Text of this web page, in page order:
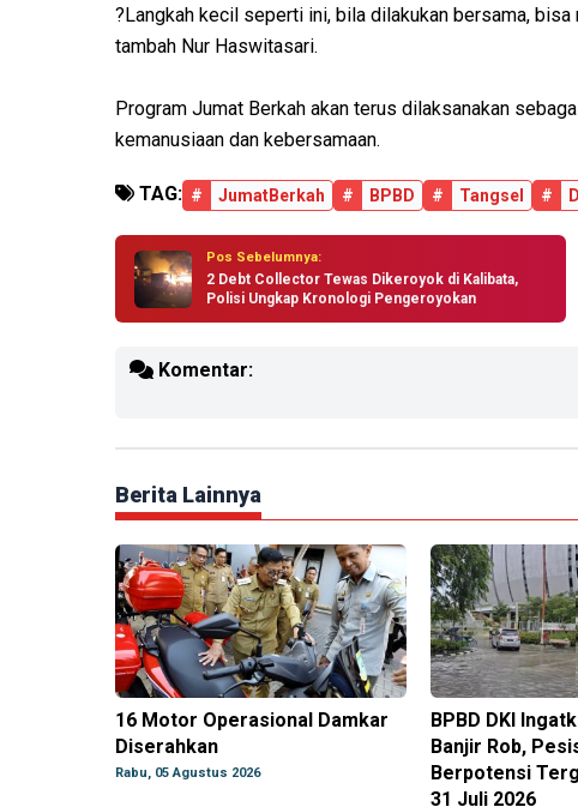
?Langkah kecil seperti ini, bila dilakukan bersama,
tambah Nur Haswitasari.
Program Jumat Berkah akan terus dilaksanakan
kemanusiaan dan kebersamaan.
TAG: # JumatBerkah # BPBD # Tangsel #
Pos Sebelumnya:
2 Debt Collector Tewas Dikeroyok di Kalibata,
Polisi Ungkap Kronologi Pengeroyokan
Komentar:
Berita Lainnya
16 Motor Operasional Damkar
Diserahkan
Rabu, 05 Agustus 2026
BPBD DKI
Banjir Rob,
Berpotensi
31 Juli 2026